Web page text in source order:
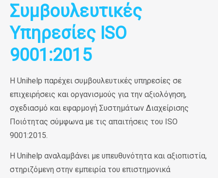
Συμβουλευτικές
Υπηρεσίες ISO
9001:2015
Η Unihelp παρέχει συμβουλευτικές υπηρεσίες σε
επιχειρήσεις και οργανισμούς για την αξιολόγηση,
σχεδιασμό και εφαρμογή Συστημάτων Διαχείρισης
Ποιότητας σύμφωνα με τις απαιτήσεις του ISO
9001:2015
Η Unihelp αναλαμβάνει με υπευθυνότητα και αξιοπιστία,
στηριζόμενη στην εμπειρία του επιστημονικά